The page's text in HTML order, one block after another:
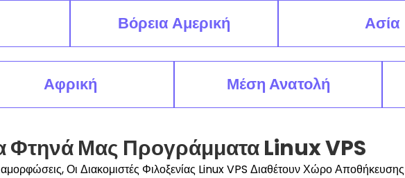
Βόρεια Αμερική Ασία
Αφρική Μέση Ανατολή
Φτηνά Μας Προγράμματα Linux VPS
Οι Διακομιστές Φιλοξενίας Linux VPS Διαθέτουν Χώρο